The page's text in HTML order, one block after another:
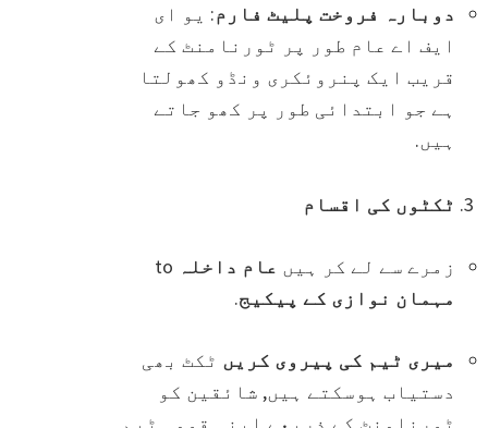
دوبارہ فروخت پلیٹ فارم: یو ای
ایف اے عام طور پر ٹورنامنٹ کے
قریب ایک پنروئکری ونڈو کھولتا
ہے جو ابتدائی طور پر کھو جاتے
ہیں.
ٹکٹوں کی اقسام
زمرے سے لے کر ہیں عام داخلہ
مہمان نوازی کے پیکیج.
میری ٹیم کی پیروی کریں ٹکٹ بھی
دستیاب ہوسکتے ہیں, شائقین کو